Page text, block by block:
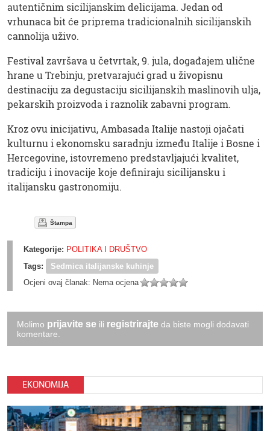
autentičnim sicilijanskim delicijama. Jedan od
vrhunaca bit će priprema tradicionalnih sicilijanskih
cannolija uživo.
Festival završava u četvrtak, 9. jula, događajem ulične
hrane u Trebinju, pretvarajući grad u živopisnu
destinaciju za degustaciju sicilijanskih maslinovih ulja,
pekarskih proizvoda i raznolik zabavni program.
Kroz ovu inicijativu, Ambasada Italije nastoji ojačati
kulturnu i ekonomsku saradnju između Italije i Bosne i
Hercegovine, istovremeno predstavljajući kvalitet,
tradiciju i inovacije koje definiraju sicilijansku i
italijansku gastronomiju.
Štampa
Kategorije: POLITIKA I DRUŠTVO
Tags:
Sedmica italijanske kuhinje
Ocjeni ovaj članak: Nema ocjena
Molimo prijavite se ili registrirajte da biste mogli dodavati
komentare.
EKONOMIJA